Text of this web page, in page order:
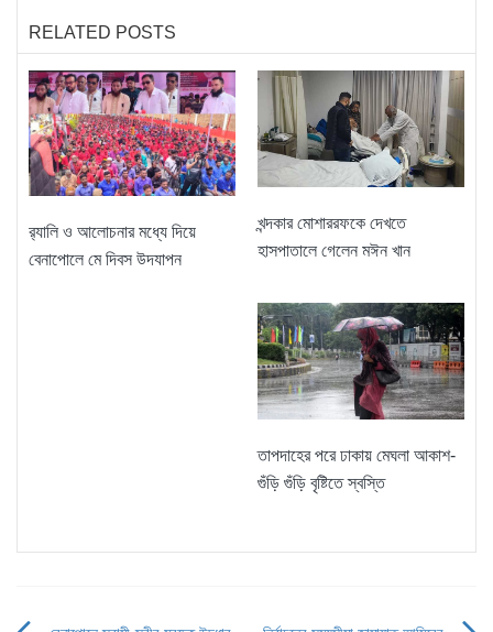
RELATED POSTS
র‌্যালি ও আলোচনার মধ্যে দিয়ে
বেনাপোলে মে দিবস উদযাপন
খন্দকার মোশাররফকে দেখতে
হাসপাতালে গেলেন মঈন খান
তাপদাহের পরে ঢাকায় মেঘলা আকাশ-
গুঁড়ি গুঁড়ি বৃষ্টিতে স্বস্তি